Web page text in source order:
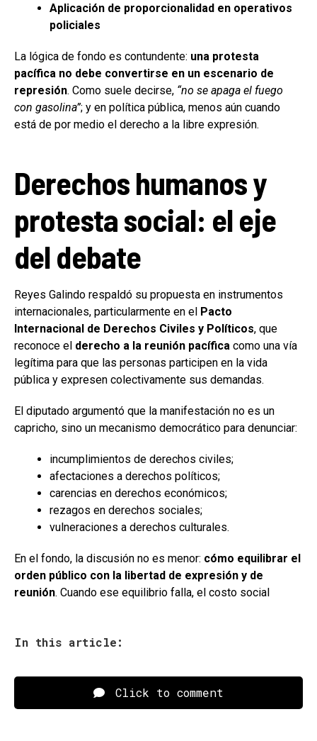
Aplicación de proporcionalidad en operativos
policiales
La lógica de fondo es contundente: una protesta
pacífica no debe convertirse en un escenario de
represión. Como suele decirse, “no se apaga el fuego
con gasolina”; y en política pública, menos aún cuando
está de por medio el derecho a la libre expresión.
Derechos humanos y
protesta social: el eje
del debate
Reyes Galindo respaldó su propuesta en instrumentos
internacionales, particularmente en el Pacto
Internacional de Derechos Civiles y Políticos, que
reconoce el derecho a la reunión pacífica como una vía
legítima para que las personas participen en la vida
pública y expresen colectivamente sus demandas.
El diputado argumentó que la manifestación no es un
capricho, sino un mecanismo democrático para denunciar:
incumplimientos de derechos civiles;
afectaciones a derechos políticos;
carencias en derechos económicos;
rezagos en derechos sociales;
vulneraciones a derechos culturales.
En el fondo, la discusión no es menor: cómo equilibrar el
orden público con la libertad de expresión y de
reunión. Cuando ese equilibrio falla, el costo social
In this article:
Click to comment